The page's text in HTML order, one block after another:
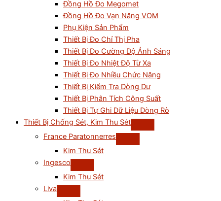
Đồng Hồ Đo Megomet
Đồng Hồ Đo Vạn Năng VOM
Phụ Kiện Sản Phẩm
Thiết Bị Đo Chỉ Thị Pha
Thiết Bị Đo Cường Độ Ánh Sáng
Thiết Bị Đo Nhiệt Độ Từ Xa
Thiết Bị Đo Nhiều Chức Năng
Thiết Bị Kiểm Tra Dòng Dư
Thiết Bị Phân Tích Công Suất
Thiết Bị Tự Ghi Dữ Liệu Dòng Rò
Thiết Bị Chống Sét, Kim Thu Sét
France Paratonnerres
Kim Thu Sét
Ingesco
Kim Thu Sét
Liva